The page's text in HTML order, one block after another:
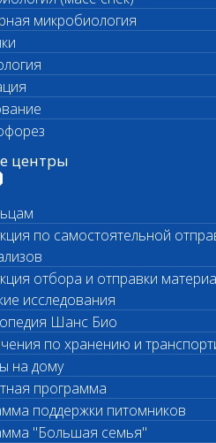
микробиология
центры
по самостоятельной
отбора и отправки
исследования
Шанс Био
по хранению и
на дому
программа
поддержки питомников
"Большая семья"
последнего
материалы и
лидеров, что
и
исследований.
обновляет парк
поддерживая
лабораторной
с
– ведущим мировым
техники
высокоточные
самых последних
сервисной службы